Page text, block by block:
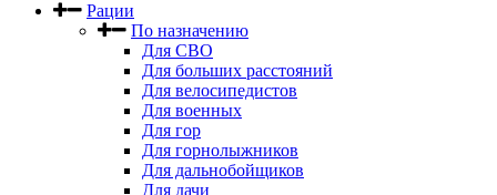
Рации
По назначению
Для СВО
Для больших расстояний
Для велосипедистов
Для военных
Для гор
Для горнолыжников
Для дальнобойщиков
Для дачи